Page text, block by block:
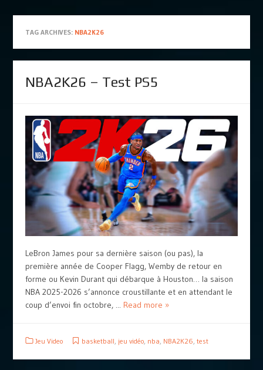
TAG ARCHIVES: NBA2K26
NBA2K26 – Test PS5
LeBron James pour sa dernière saison (ou pas), la
première année de Cooper Flagg, Wemby de retour en
forme ou Kevin Durant qui débarque à Houston… la saison
NBA 2025-2026 s’annonce croustillante et en attendant le
coup d’envoi fin octobre, ... Read more »
Jeu Video basketball, jeu vidéo, nba, NBA2K26, test